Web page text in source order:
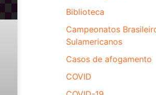
Biblioteca
Campeonatos
Sulamericanos
Casos de afogamento
COVID